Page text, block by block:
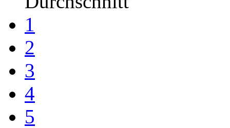
1
2
3
4
5